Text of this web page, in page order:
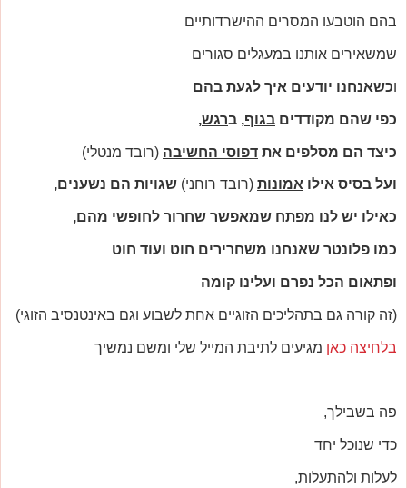
בהם הוטבעו המסרים ההישרדותיים
שמשאירים אותנו במעגלים סגורים
וכשאנחנו יודעים איך לגעת בהם
כפי שהם מקודדים בגוף, ברגש,
כיצד הם מסלפים את דפוסי החשיבה (רובד מנטלי)
ועל בסיס אילו אמונות (רובד רוחני) שגויות הם נשענים,
כאילו יש לנו מפתח שמאפשר שחרור לחופשי מהם,
כמו פלונטר שאנחנו משחרירים חוט ועוד חוט
ופתאום הכל נפרם ועלינו קומה
(זה קורה גם בתהליכים הזוגיים אחת לשבוע וגם באינטנסיב הזוגי)
בלחיצה כאן מגיעים לתיבת המייל שלי ומשם נמשיך
פה בשבילך,
כדי שנוכל יחד
לעלות ולהתעלות,